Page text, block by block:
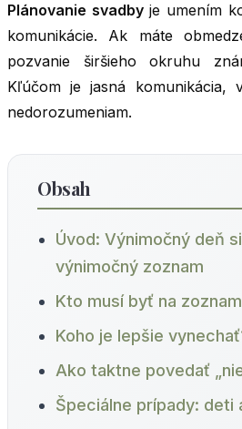
Plánovanie svadbyje umením
komunikácie. Ak máte
pozvanie širšieho okruhu
Kľúčom je jasná komunikácia,
nedorozumeniam.
Obsah
Úvod: Výnimočný deň
výnimočný zoznam
Kto musí byť na
Koho je lepšie
Ako taktne povedať
Špeciálne prípady: deti